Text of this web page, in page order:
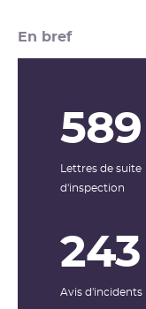
En bref
589
Lettres de suite
d'inspection
243
Avis d'incidents